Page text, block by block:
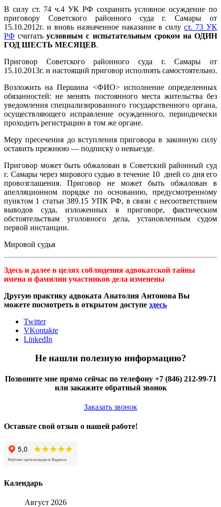
В силу ст. 74 ч.4 УК РФ сохранить условное осуждение по
приговору Советского районного суда г. Самары от
15.10.2012г. и вновь назначенное наказание в силуст. 73 УК
РФ считатьусловным с испытательным сроком на ОДИН
ГОД ШЕСТЬ МЕСЯЦЕВ.
Приговор Советского районного суда г. Самары от
15.10.2013г. и настоящий приговор исполнять самостоятельно.
Возложить на Першина <ФИО> исполнение определенных
обязанностей: не менять постоянного места жительства без
уведомления специализированного государственного органа,
осуществляющего исправление осужденного, периодически
проходить регистрацию в том же органе.
Меру пресечения до вступления приговора в законную силу
оставить прежнюю — подписку о невыезде.
Приговор может быть обжалован в Советский районный суд
г. Самары через мирового судью в течение 10 дней со дня его
провозглашения. Приговор не может быть обжалован в
апелляционном порядке по основанию, предусмотренному
пунктом 1 статьи 389.15 УПК РФ, в связи с несоответствием
выводов суда, изложенных в приговоре, фактическим
обстоятельствам уголовного дела, установленным судом
первой инстанции.
Мировой судья
Здесь и далее в целях соблюдения адвокатской тайны
имена и фамилии участников дела изменены
Другую практику адвоката Анатолия Антонова Вы
можете посмотреть в открытом доступе здесь
Twitter
VKontakte
LinkedIn
Не нашли полезную информацию?
Позвоните мне прямо сейчас по телефону +7 (846) 212-99-71
или закажите обратный звонок
Заказать звонок
Оставьте свой отзыв о нашей работе!
Календарь
Август 2026